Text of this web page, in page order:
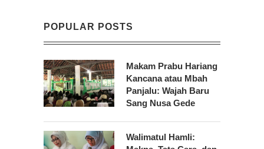
POPULAR POSTS
Makam Prabu Hariang
Kancana atau Mbah
Panjalu: Wajah Baru
Sang Nusa Gede
Walimatul Hamli: